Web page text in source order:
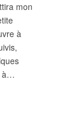
mon
à
à…